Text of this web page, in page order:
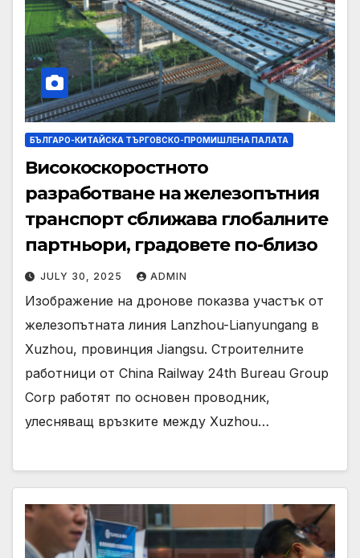
БЪЛГАРО-КИТАЙСКА ТЪРГОВСКО-ПРОМИШЛЕНА ПАЛАТА
Високоскоростното
разработване на железопътния
транспорт сближава глобалните
партньори, градовете по-близо
JULY 30, 2025 ADMIN
Изображение на дронове показва участък от
железопътната линия Lanzhou-Lianyungang в
Xuzhou, провинция Jiangsu. Строителните
работници от China Railway 24th Bureau Group
Corp работят по основен проводник,
улесняващ връзките между Xuzhou…